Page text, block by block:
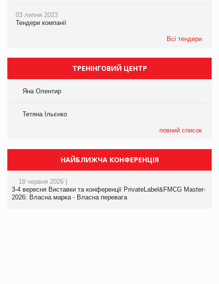
03 липня 2023
Тендери компанії
Всі тендери
ТРЕНІНГОВИЙ ЦЕНТР
Яна Олентир
Тетяна Ільєнко
повний список
НАЙБЛИЖЧА КОНФЕРЕНЦІЯ
18 червня 2026 |
3-4 вересня Виставки та конференції PrivateLabel&FMCG Master-
2026: Власна марка - Власна перевага